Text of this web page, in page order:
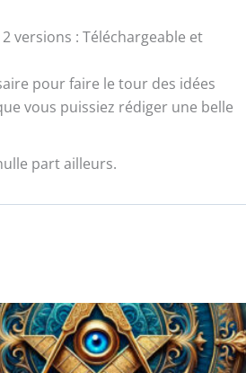
versions : Téléchargeable et
pour faire le tour des idées
vous puissiez rédiger une belle
part ailleurs.